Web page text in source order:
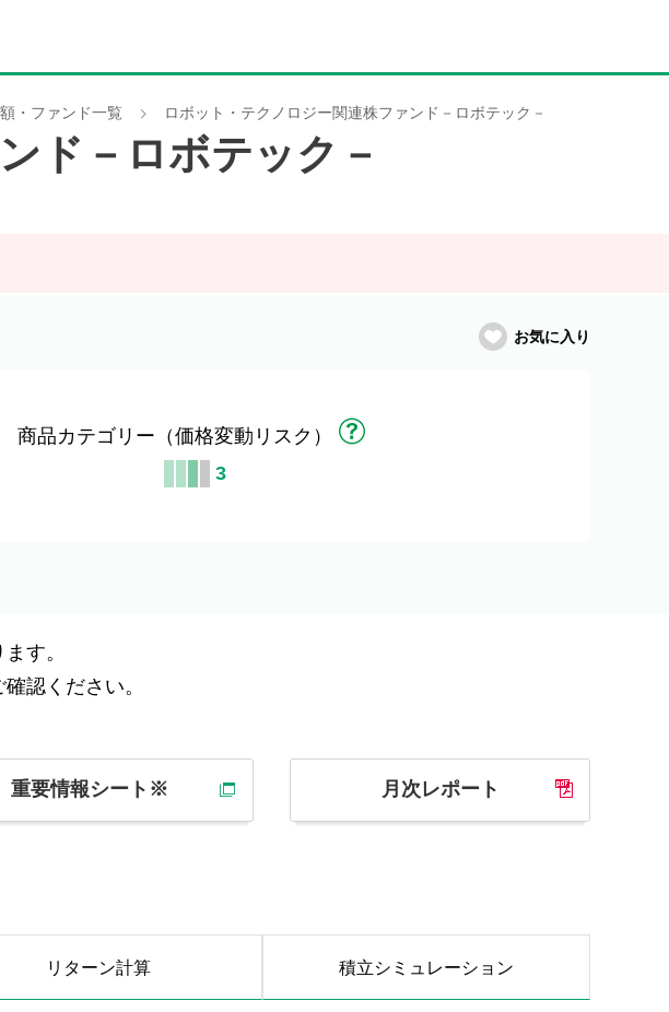
・ファンド一覧 ロボット・テクノロジー関連株ファンド－ロボテック－
ド－ロボテック－
お気に入り
商品カテゴリー （価格変動リスク）
3
す。
認ください。
重要情報シート※ 月次レポート
リターン計算 積立シミュレーション